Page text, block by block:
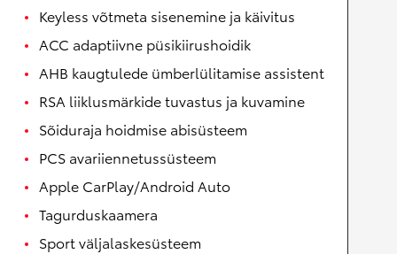
Keyless võtmeta sisenemine ja käivitus
ACC adaptiivne püsikiirushoidik
AHB kaugtulede ümberlülitamise assistent
RSA liiklusmärkide tuvastus ja kuvamine
Sõiduraja hoidmise abisüsteem
PCS avariiennetussüsteem
Apple CarPlay/Android Auto
Tagurduskaamera
Sport väljalaskesüsteem